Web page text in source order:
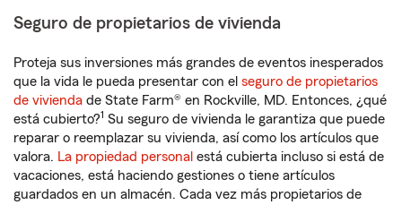
Seguro de propietarios de vivienda
Proteja sus inversiones más grandes de eventos inesperados
que la vida le pueda presentar con el seguro de propietarios
de vivienda de State Farm® en Rockville, MD. Entonces, ¿qué
está cubierto?1 Su seguro de vivienda le garantiza que puede
reparar o reemplazar su vivienda, así como los artículos que
valora. La propiedad personal está cubierta incluso si está de
vacaciones, está haciendo gestiones o tiene artículos
guardados en un almacén. Cada vez más propietarios de